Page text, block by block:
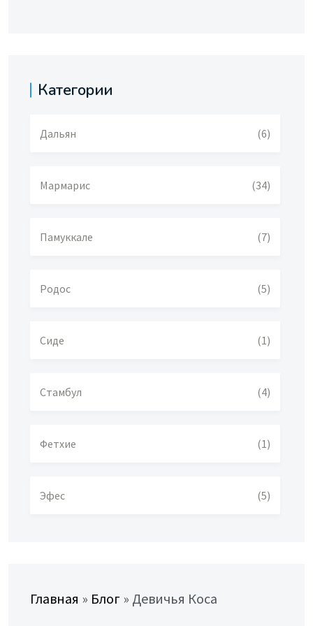
Категории
Дальян (6)
Мармарис (34)
Памуккале (7)
Родос (5)
Сиде (1)
Стамбул (4)
Фетхие (1)
Эфес (5)
Главная » Блог » Девичья Коса